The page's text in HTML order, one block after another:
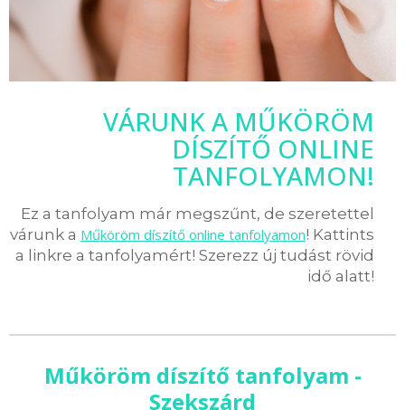
VÁRUNK A MŰKÖRÖM
DÍSZÍTŐ ONLINE
TANFOLYAMON!
Ez a tanfolyam már megszűnt, de szeretettel
várunk a Műköröm díszítő online tanfolyamon! Kattints
a linkre a tanfolyamért! Szerezz új tudást rövid
idő alatt!
Műköröm díszítő tanfolyam -
Szekszárd